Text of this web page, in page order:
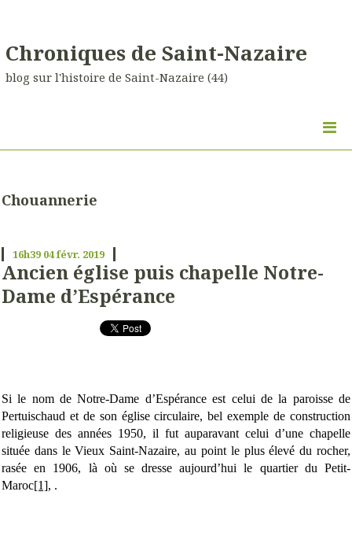
Chroniques de Saint-Nazaire
blog sur l'histoire de Saint-Nazaire (44)
Chouannerie
16h39 04févr. 2019
Ancien église puis chapelle Notre-
Dame d’Espérance
Si le nom de Notre-Dame d’Espérance est celui de la paroisse de
Pertuischaud et de son église circulaire, bel exemple de construction
religieuse des années 1950, il fut auparavant celui d’une chapelle
située dans le Vieux Saint-Nazaire, au point le plus élevé du rocher,
rasée en 1906, là où se dresse aujourd’hui le quartier du Petit-
Maroc[1], .